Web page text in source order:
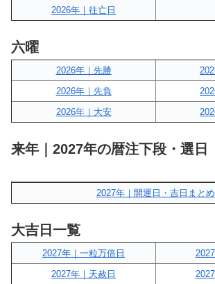
2026年｜往亡日
六曜
2026年｜先勝
2026年｜先負
2026年｜大安
来年｜2027年の暦注下段・選日
2027年｜開運日・吉日まとめ
大吉日一覧
2027年｜一粒万倍日
2027年｜天赦日